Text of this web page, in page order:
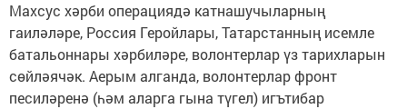
Махсус хәрби операциядә катнашучыларның
гаиләләре, Россия Геройлары, Татарстанның исемле
батальоннары хәрбиләре, волонтерлар үз тарихларын
сөйләячәк. Аерым алганда, волонтерлар фронт
песиләренә (һәм аларга гына түгел) игътибар